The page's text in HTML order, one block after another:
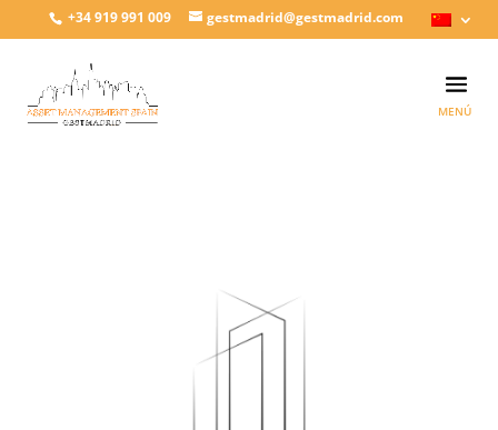
+34 919 991 009 gestmadrid@gestmadrid.com